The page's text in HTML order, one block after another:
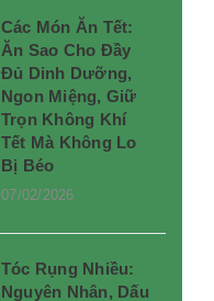
Các Món Ăn Tết:
Ăn Sao Cho Đầy
Đủ Dinh Dưỡng,
Ngon Miệng, Giữ
Trọn Không Khí
Tết Mà Không Lo
Bị Béo
07/02/2026
Tóc Rụng Nhiều:
Nguyên Nhân, Dấu